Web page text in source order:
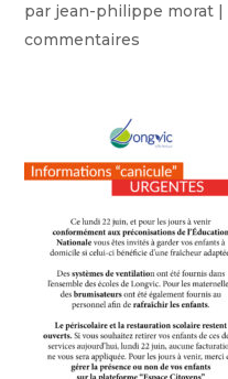
par jean-philippe morat |
commentaires